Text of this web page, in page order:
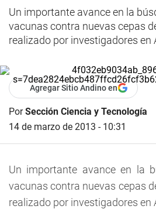
Un importante avance en la
vacunas contra nuevas cepas
realizado por investigadores en
Agregar Sitio Andino en
PorSección Ciencia y Tecnología
14 de marzo de 2013 - 10:31
Un importante avance en la
vacunas contra nuevas cepas
realizado por investigadores en